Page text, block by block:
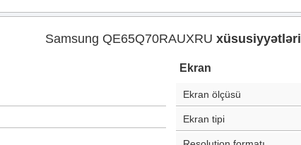
Samsung QE65Q70RAUXRU xüsusiyyətləri
Ekran
Ekran ölçüsü
Ekran tipi